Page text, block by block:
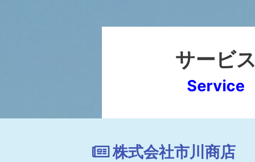
サービス
Service
株式会社市川商店